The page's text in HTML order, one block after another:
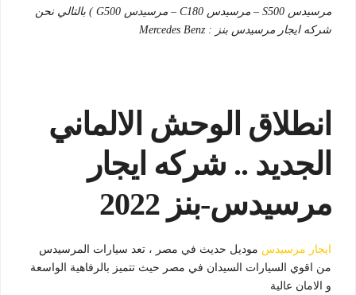
مرسيدس S500 – مرسيدس C180 – مرسيدس G500 ) بالتالي نحن
شركه ايجار مرسيدس بنز : Mercedes Benz
انطلاق الوحش الالماني
الجديد .. شركه ايجار
مرسيدس-بنز 2022
ايجار مرسيدس موديل حديث في مصر ، تعد سيارات المرسيدس
من اقوي السيارات السيدان في مصر حيث تتميز بالرفاهية الواسعة
و الامان عالية